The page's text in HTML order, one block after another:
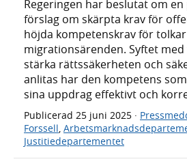
Regeringen har beslutat om
förslag om skärpta krav för
höjda kompetenskrav för
migrationsärenden. Syftet
stärka rättssäkerheten och
anlitas har den kompetens
sina uppdrag effektivt och
Publicerad 25 juni 2025 ·
Forssell,
Justitiedepartementet